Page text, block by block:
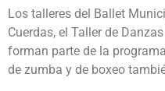
Los talleres del Ballet
Cuerdas, el Taller de
forman parte de la
de zumba y de boxeo